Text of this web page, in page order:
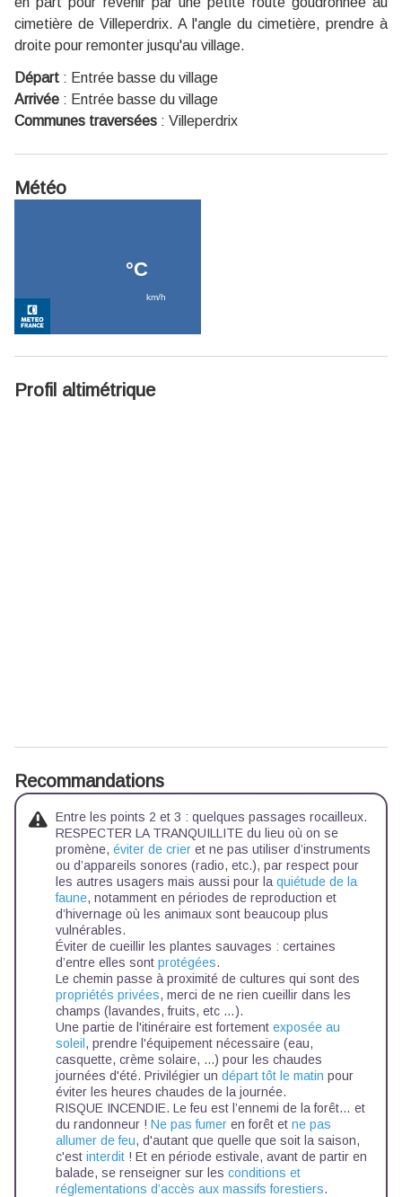
cimetière de Villeperdrix. A l'angle du cimetière, prendre à
droite pour remonter jusqu'au village.
Départ : Entrée basse du village
Arrivée : Entrée basse du village
Communes traversées : Villeperdrix
Météo
Profil altimétrique
Recommandations
Entre les points 2 et 3 : quelques passages rocailleux.
RESPECTER LA TRANQUILLITE du lieu où on se
promène, éviter de crier et ne pas utiliser d’instruments
ou d’appareils sonores (radio, etc.), par respect pour
les autres usagers mais aussi pour la quiétude de la
faune, notamment en périodes de reproduction et
d’hivernage où les animaux sont beaucoup plus
vulnérables.
Éviter de cueillir les plantes sauvages : certaines
d’entre elles sont protégées.
Le chemin passe à proximité de cultures qui sont des
propriétés privées, merci de ne rien cueillir dans les
champs (lavandes, fruits, etc …).
Une partie de l'itinéraire est fortement exposée au
soleil , prendre l'équipement nécessaire (eau,
casquette, crème solaire, ...) pour les chaudes
journées d'été. Privilégier un départ tôt le matin pour
éviter les heures chaudes de la journée.
RISQUE INCENDIE. Le feu est l’ennemi de la forêt… et
du randonneur ! Ne pas fumer en forêt et ne pas
allumer de feu, d'autant que quelle que soit la saison,
c'est interdit ! Et en période estivale, avant de partir en
balade, se renseigner sur les conditions et
réglementations d’accès aux massifs forestiers.